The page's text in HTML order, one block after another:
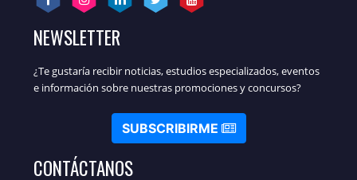
NEWSLETTER
¿Te gustaría recibir noticias, estudios especializados, eventos
e información sobre nuestras promociones y concursos?
SUBSCRIBIRME
CONTÁCTANOS